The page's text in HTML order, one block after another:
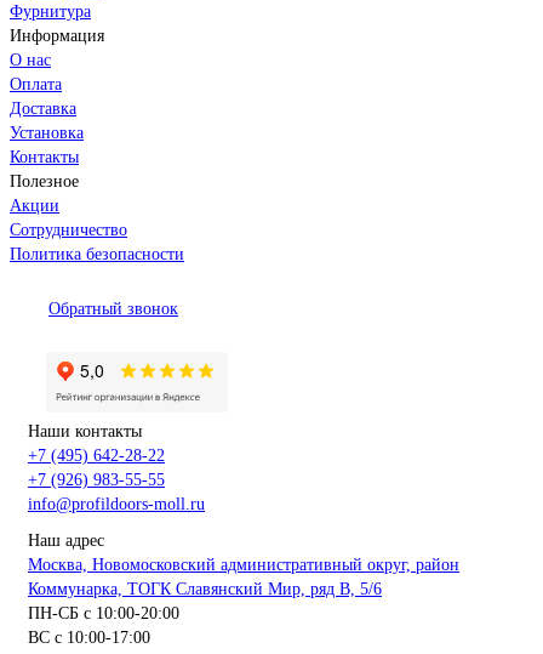
Фурнитура
Информация
О нас
Оплата
Доставка
Установка
Контакты
Полезное
Акции
Сотрудничество
Политика безопасности
Обратный звонок
Наши контакты
+7 (495) 642-28-22
+7 (926) 983-55-55
info@profildoors-moll.ru
Наш адрес
Москва, Новомосковский административный округ, район
Коммунарка, ТОГК Славянский Мир, ряд В, 5/6
ПН-СБ с 10:00-20:00
ВС с 10:00-17:00